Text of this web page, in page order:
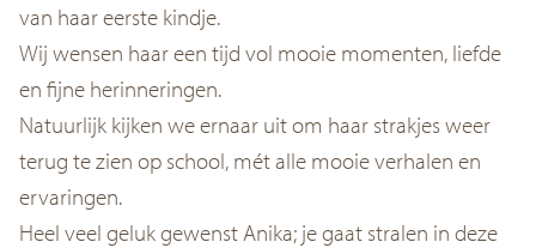
van haar eerste kindje.
Wij wensen haar een tijd vol mooie momenten, liefde
en fijne herinneringen.
Natuurlijk kijken we ernaar uit om haar strakjes weer
terug te zien op school, mét alle mooie verhalen en
ervaringen.
Heel veel geluk gewenst Anika; je gaat stralen in deze